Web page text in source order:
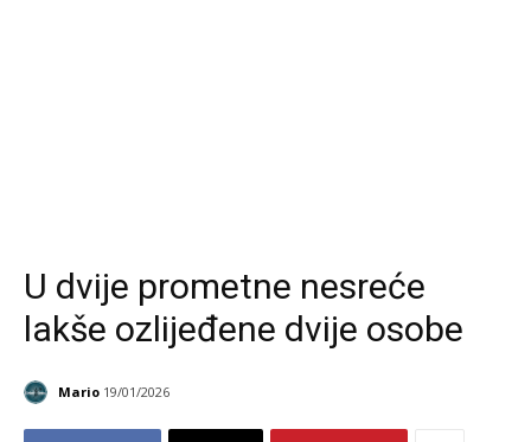
U dvije prometne nesreće
lakše ozlijeđene dvije osobe
Mario 19/01/2026